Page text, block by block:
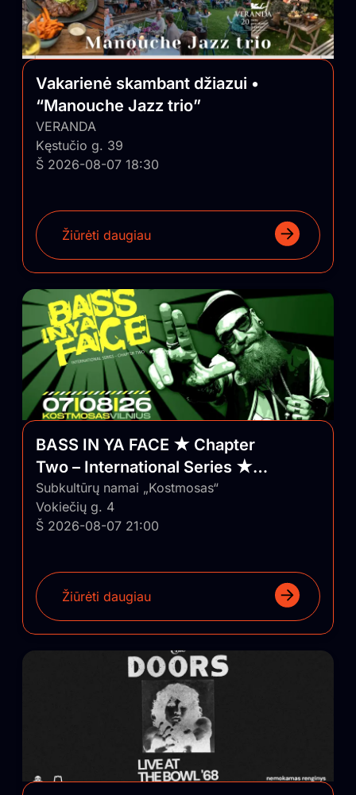
Vakarienė skambant džiazui •
“Manouche Jazz trio”
VERANDA
Kęstučio g. 39
Š 2026-08-07 18:30
Žiūrėti daugiau
BASS IN YA FACE ★ Chapter
Two – International Series ★
Vilnius/Lithuania
Subkultūrų namai „Kostmosas“
Vokiečių g. 4
Š 2026-08-07 21:00
Žiūrėti daugiau